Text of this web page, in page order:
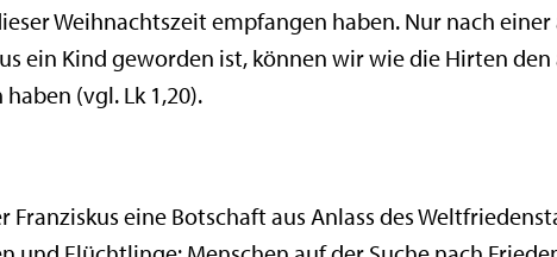
Weihnachtszeit empfangen haben. Nur nach
ein Kind geworden ist, können wir wie die Hirten den
(vgl. Lk 1,20).
eine Botschaft aus Anlass des